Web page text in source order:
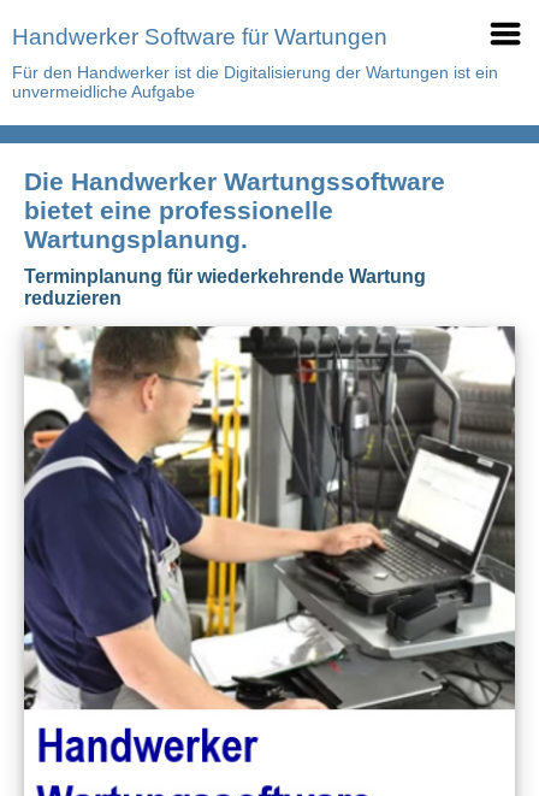
Handwerker Software für Wartungen
Für den Handwerker ist die Digitalisierung der Wartungen ist ein
unvermeidliche Aufgabe
Die Handwerker Wartungssoftware
bietet eine professionelle
Wartungsplanung.
Terminplanung für wiederkehrende Wartung
reduzieren